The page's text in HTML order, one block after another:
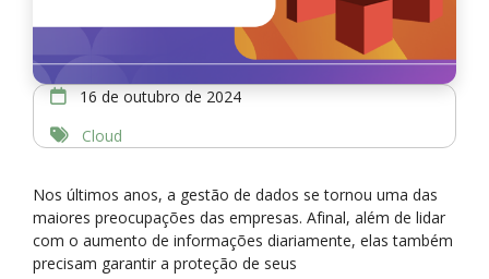
16 de outubro de 2024
Cloud
Nos últimos anos, a gestão de dados se tornou uma das
maiores preocupações das empresas. Afinal, além de lidar
com o aumento de informações diariamente, elas também
precisam garantir a proteção de seus